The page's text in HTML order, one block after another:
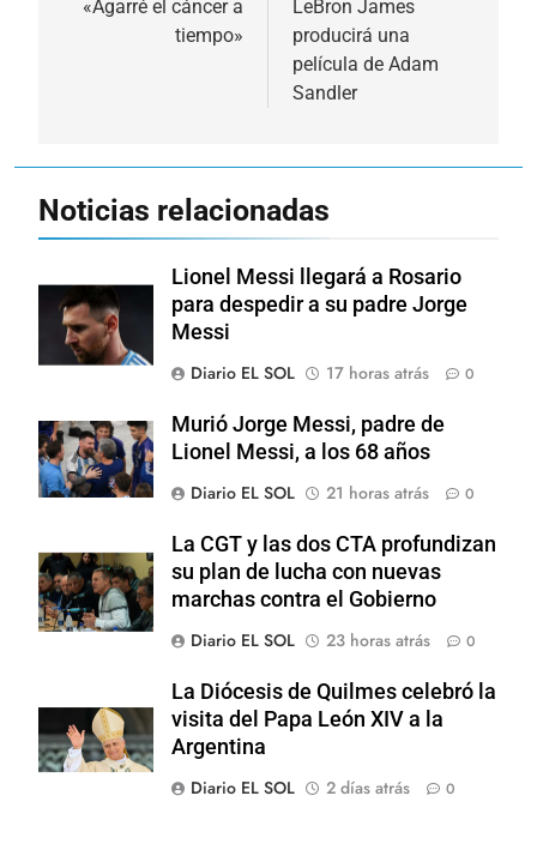
entradas
«Agarré el cáncer a
tiempo»
LeBron James
producirá una
película de Adam
Sandler
Noticias relacionadas
Lionel Messi llegará a Rosario
para despedir a su padre Jorge
Messi
Diario EL SOL
17 horas atrás 0
Murió Jorge Messi, padre de
Lionel Messi, a los 68 años
Diario EL SOL
21 horas atrás 0
La CGT y las dos CTA profundizan
su plan de lucha con nuevas
marchas contra el Gobierno
Diario EL SOL
23 horas atrás 0
La Diócesis de Quilmes celebró la
visita del Papa León XIV a la
Argentina
Diario EL SOL
2 días atrás 0